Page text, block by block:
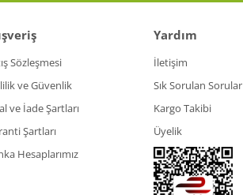
Sözleşmesi
ve Güvenlik
ve İade Şartları
Şartları
Hesaplarımız
Yardım
İletişim
Sık Sorulan Sorular
Kargo Takibi
Üyelik